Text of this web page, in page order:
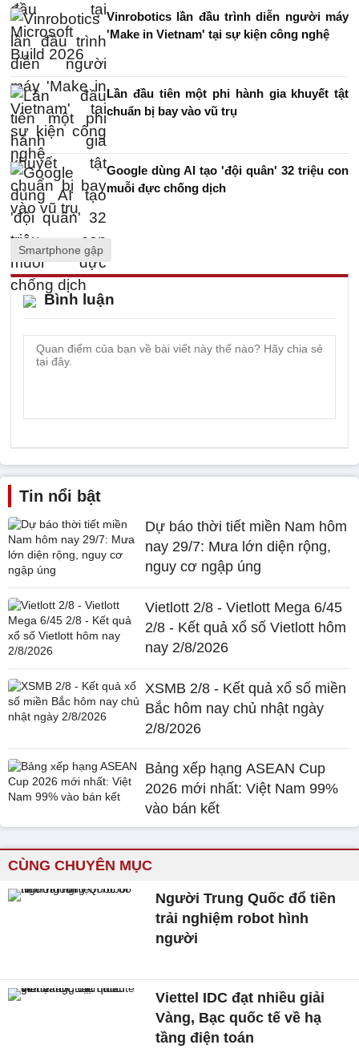
Vinrobotics lần đầu trình diễn người máy
'Make in Vietnam' tại sự kiện công nghệ
Lần đầu tiên một phi hành gia khuyết tật
chuẩn bị bay vào vũ trụ
Google dùng AI tạo 'đội quân' 32 triệu con
muỗi đực chống dịch
Smartphone gập
Bình luận
Tin nổi bật
Dự báo thời tiết miền Nam hôm
nay 29/7: Mưa lớn diện rộng,
nguy cơ ngập úng
Vietlott 2/8 - Vietlott Mega 6/45
2/8 - Kết quả xổ số Vietlott hôm
nay 2/8/2026
XSMB 2/8 - Kết quả xổ số miền
Bắc hôm nay chủ nhật ngày
2/8/2026
Bảng xếp hạng ASEAN Cup
2026 mới nhất: Việt Nam 99%
vào bán kết
CÙNG CHUYÊN MỤC
Người Trung Quốc đổ tiền
trải nghiệm robot hình
người
Viettel IDC đạt nhiều giải
Vàng, Bạc quốc tế về hạ
tầng điện toán